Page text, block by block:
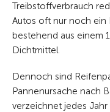
Treibstoffverbrauch
Autos oft nur noch ein
bestehend aus einem
Dichtmittel.
Dennoch sind
Pannenursache nach
verzeichnet jedes